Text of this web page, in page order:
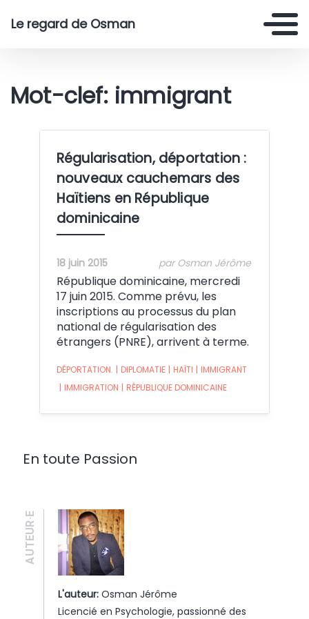
Le regard de Osman
Mot-clef: immigrant
Régularisation, déportation :
nouveaux cauchemars des
Haïtiens en République
dominicaine
18 juin 2015 par Osman Jérôme
République dominicaine, mercredi
17 juin 2015. Comme prévu, les
inscriptions au processus du plan
national de régularisation des
étrangers (PNRE), arrivent à terme.
DÉPORTATION. | DIPLOMATIE | HAÏTI | IMMIGRANT
| IMMIGRATION | RÉPUBLIQUE DOMINICAINE
En toute Passion
AUTEUR·E
L'auteur: Osman Jérôme
Licencié en Psychologie, passionné des